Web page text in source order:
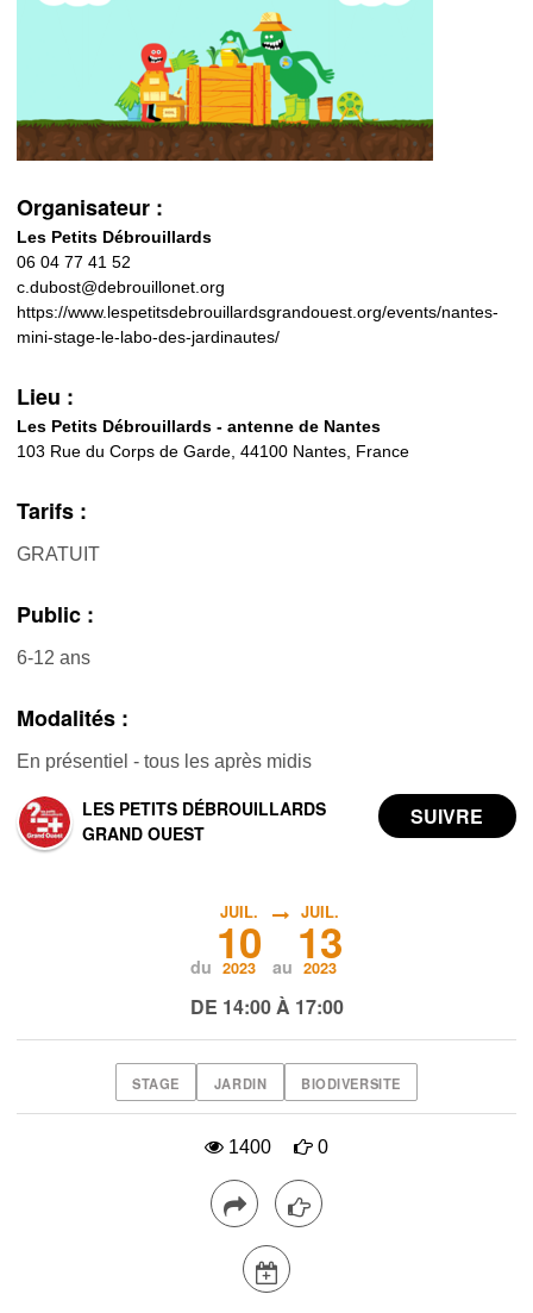
Organisateur :
Les Petits Débrouillards
06 04 77 41 52
c.dubost@debrouillonet.org
https://www.lespetitsdebrouillardsgrandouest.org/events/nantes-
mini-stage-le-labo-des-jardinautes/
Lieu :
Les Petits Débrouillards - antenne de Nantes
103 Rue du Corps de Garde, 44100 Nantes, France
Tarifs :
GRATUIT
Public :
6-12 ans
Modalités :
En présentiel - tous les après midis
LES PETITS DÉBROUILLARDS
GRAND OUEST
du
JUIL.
10
2023 au
JUIL.
13
2023
DE 14:00 À 17:00
STAGE JARDIN BIODIVERSITE
1400 0